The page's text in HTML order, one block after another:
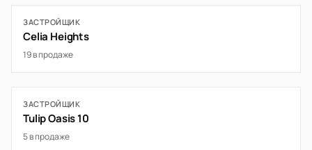
ЗАСТРОЙЩИК
Celia Heights
19 в продаже
ЗАСТРОЙЩИК
Tulip Oasis 10
5 в продаже